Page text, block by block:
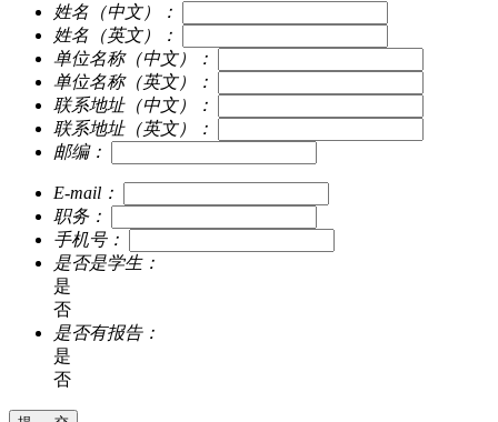
姓名（中文）：
姓名（英文）：
单位名称（中文）：
单位名称（英文）：
联系地址（中文）：
联系地址（英文）：
邮编：
E-mail：
职务：
手机号：
是否是学生：
是
否
是否有报告：
是
否